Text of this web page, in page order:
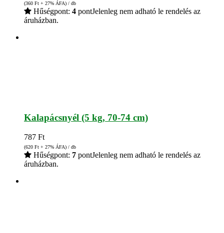
(360 Ft + 27% ÁFA) / db
Hűségpont: 4 pontJelenleg nem adható le rendelés az
áruházban.
Kalapácsnyél (5 kg, 70-74 cm)
787 Ft
(620 Ft + 27% ÁFA) / db
Hűségpont: 7 pontJelenleg nem adható le rendelés az
áruházban.